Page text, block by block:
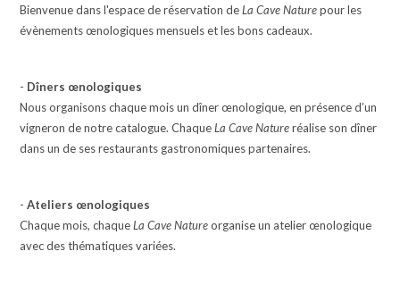
Bienvenue dans l'espace de réservation deLa Cave Naturepour les
évènements œnologiques mensuels et les bons cadeaux.
- Dîners œnologiques
Nous organisons chaque mois un dîner œnologique, en présence d’un
vigneron de notre catalogue. ChaqueLa Cave Natureréalise son dîner
dans un de ses restaurants gastronomiques partenaires.
-Ateliers œnologiques
Chaque mois, chaqueLa Cave Natureorganise un atelier œnologique
avec des thématiques variées.